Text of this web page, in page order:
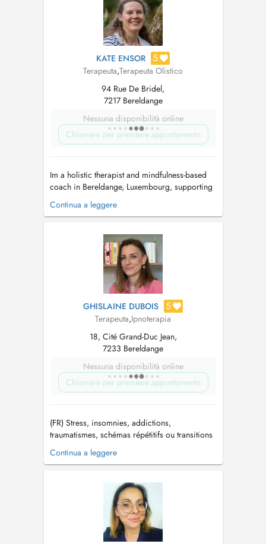
KATE ENSOR 5
Terapeuta,Terapeuta Olistico
94 Rue De Bridel,
7217 Bereldange
Nessuna disponibilità online
Chiamare per prendere appuntamento
Im a holistic therapist and mindfulness-based
coach in Bereldange, Luxembourg, supporting
adults and young people (12+) experiencing
stress, anxiety, or emotional overwhelm, or
parenthood, midlife change, menopause, or
career shifts. I work with clie...
Continua a leggere
GHISLAINE DUBOIS 5
Terapeuta,Ipnoterapia
18, Cité Grand-Duc Jean,
7233 Bereldange
Nessuna disponibilità online
Chiamare per prendere appuntamento
(FR) Stress, insomnies, addictions,
traumatismes, schémas répétitifs ou transitions
de vie... Vous sentez qu'il est temps de changer
? Je vous accompagne en Hypnose, PNL et
calmer les ruminations mentales, vous libérer
des poids du passé et retrouver séré...
Continua a leggere